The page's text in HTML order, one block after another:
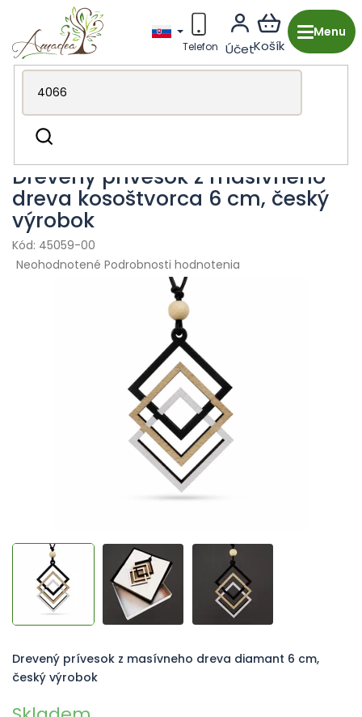
obsah
Hľadať
Drevená výroba z Česka
náhrdelníky
Drevený prívesok z masívneho
dreva kosoštvorca 6 cm, český
výrobok
45059-00
Priemerné
Neohodnotené Podrobnosti hodnotenia
Drevený prívesok z masívneho dreva diamant 6 cm,
český výrobok